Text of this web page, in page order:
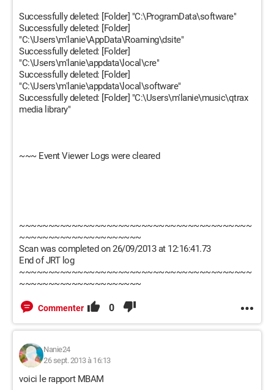
Successfully deleted: [Folder] "C:\ProgramData\software"
Successfully deleted: [Folder]
"C:\Users\m'lanie\AppData\Roaming\dsite"
Successfully deleted: [Folder]
"C:\Users\m'lanie\appdata\local\cre"
Successfully deleted: [Folder]
"C:\Users\m'lanie\appdata\local\software"
Successfully deleted: [Folder] "C:\Users\m'lanie\music\qtrax
media library"
~~~ Event Viewer Logs were cleared
~~~~~~~~~~~~~~~~~~~~~~~~~~~~~~~~~~~~~~~~
~~~~~~~~~~~~~~~~~~~~~
Scan was completed on 26/09/2013 at 12:16:41.73
End of JRT log
~~~~~~~~~~~~~~~~~~~~~~~~~~~~~~~~~~~~~~~~
~~~~~~~~~~~~~~~~~~~~~
Commenter 0
Nanie24
26 sept. 2013 à 16:13
voici le rapport MBAM